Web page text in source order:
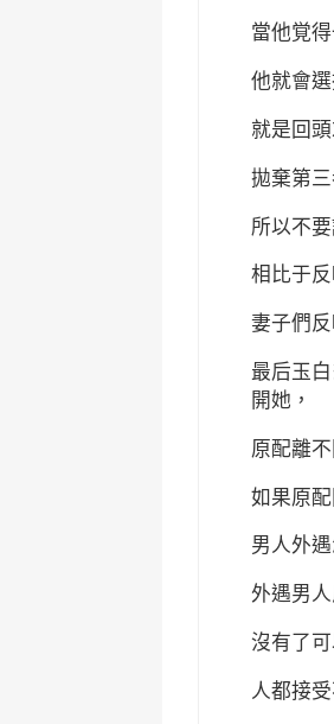
當他覚
他就會
就是回
拋棄第
所以不
相比于
妻子們
最后玉
開她，
原配離
如果原
男人外
外遇男
沒有了
人都接